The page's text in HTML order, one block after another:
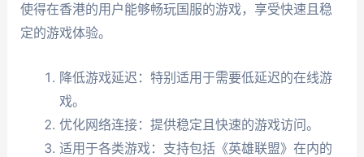
使得在香港的用户能够畅玩国服的游戏，享受快速且稳
定的游戏体验。
降低游戏延迟：特别适用于需要低延迟的在线游
戏。
优化网络连接：提供稳定且快速的游戏访问。
适用于各类游戏：支持包括《英雄联盟》在内的